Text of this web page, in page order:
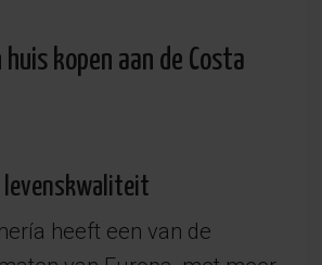
kopen aan de Costa
levenskwaliteit
heeft een van de